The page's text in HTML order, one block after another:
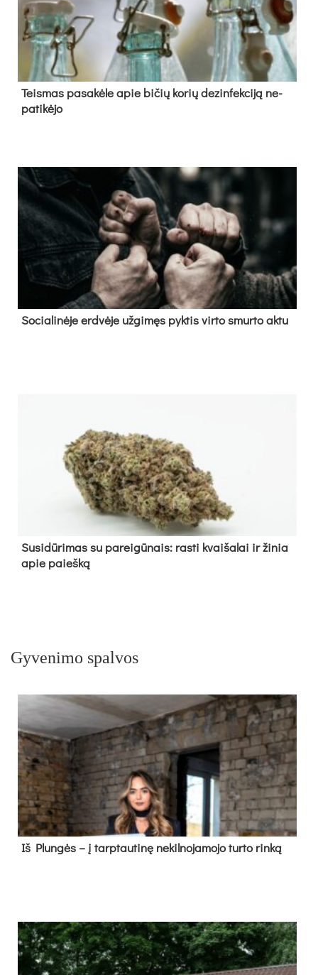
Teis­mas pa­sa­kė­le apie bi­čių ko­rių de­zin­fek­ci­ją ne­
pa­ti­kė­jo
So­cia­li­nė­je erd­vė­je už­gi­męs pyk­tis vir­to smur­to ak­tu
Su­si­dū­ri­mas su pa­rei­gū­nais: ras­ti kvai­ša­lai ir ži­nia
apie paieš­ką
Gyvenimo spalvos
Iš Plungės – į tarptautinę nekilnojamojo turto rinką